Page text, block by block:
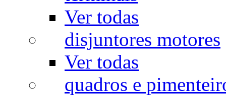
Ver todas
disjuntores motores
Ver todas
quadros e